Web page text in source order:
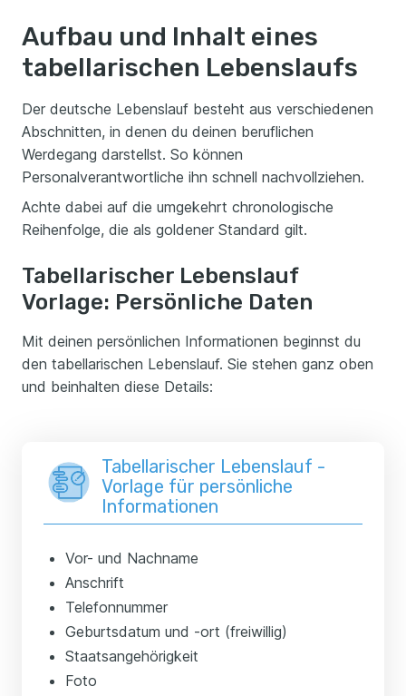
Aufbau und Inhalt eines
tabellarischen Lebenslaufs
Der deutsche Lebenslauf besteht aus verschiedenen
Abschnitten, in denen du deinen beruflichen
Werdegang darstellst. So können
Personalverantwortliche ihn schnell nachvollziehen.
Achte dabei auf die umgekehrt chronologische
Reihenfolge, die als goldener Standard gilt.
Tabellarischer Lebenslauf
Vorlage: Persönliche Daten
Mit deinen persönlichen Informationen beginnst du
den tabellarischen Lebenslauf. Sie stehen ganz oben
und beinhalten diese Details:
Tabellarischer Lebenslauf -
Vorlage für persönliche
Informationen
Vor- und Nachname
Anschrift
Telefonnummer
Geburtsdatum und -ort (freiwillig)
Staatsangehörigkeit
Foto